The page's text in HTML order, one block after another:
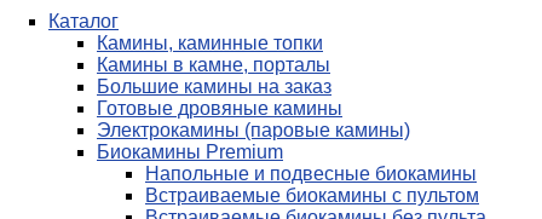
Каталог
Камины, каминные топки
Камины в камне, порталы
Большие камины на заказ
Готовые дровяные камины
Электрокамины (паровые камины)
Биокамины Premium
Напольные и подвесные биокамины
Встраиваемые биокамины с пультом